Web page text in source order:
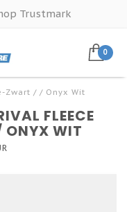
Trustmark
0
Zwart / / Onyx Wit
FLEECE
WIT